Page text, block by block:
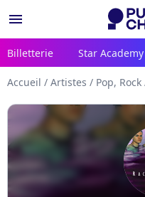
menu
Billetterie Star Academy
Accueil / Artistes / Pop, Rock